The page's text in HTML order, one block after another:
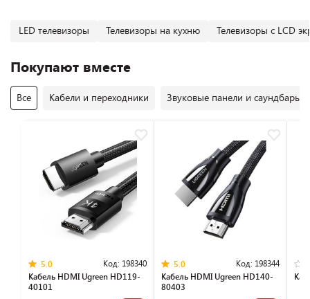
LED телевизоры Телевизоры на кухню Телевизоры с LCD
Покупают вместе
Все Кабели и переходники Звуковые панели и саундбары
5.0 Код: 198340
Кабель HDMI Ugreen HD119-
40101
5.0 Код: 198344
Кабель HDMI Ugreen HD140-
80403